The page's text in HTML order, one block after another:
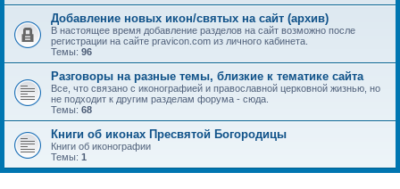
Добавление новых икон/святых на сайт (архив)
В настоящее время добавление разделов на сайт возможно после
регистрации на сайте pravicon.com из личного кабинета.
Темы: 96
Разговоры на разные темы, близкие к тематике сайта
Все, что связано с иконографией и православной церковной жизнью, но
не подходит к другим разделам форума - сюда.
Темы: 68
Книги об иконах Пресвятой Богородицы
Книги об иконографии
Темы: 1